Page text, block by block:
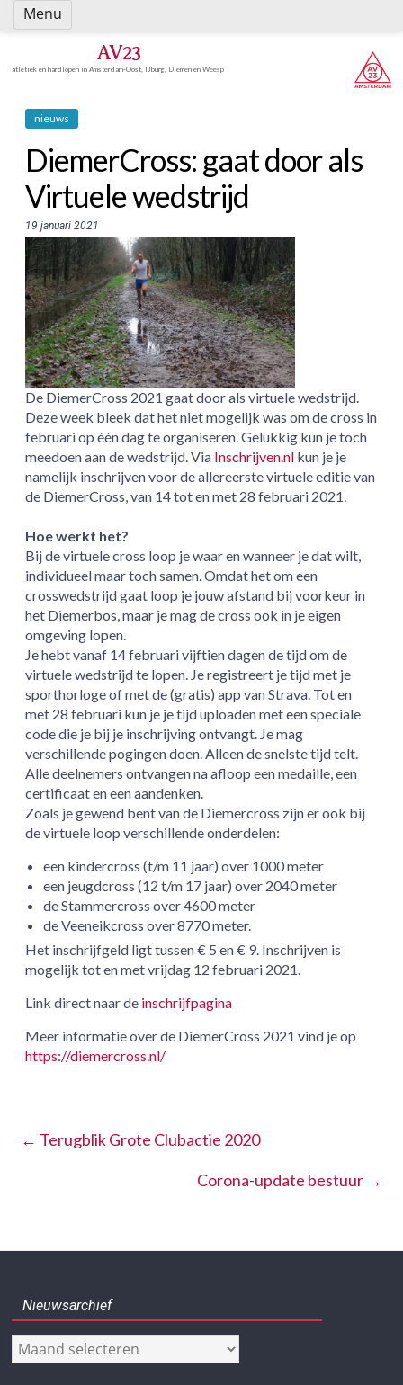
Spring
naar
AV23
atletiek en hardlopen in Amsterdam-Oost, IJburg, Diemen en Weesp
nieuws
DiemerCross: gaat door als
Virtuele wedstrijd
19 januari 2021
De DiemerCross 2021 gaat door als virtuele wedstrijd.
Deze week bleek dat het niet mogelijk was om de cross in
februari op één dag te organiseren. Gelukkig kun je toch
meedoen aan de wedstrijd. Via Inschrijven.nl kun je je
namelijk inschrijven voor de allereerste virtuele editie van
de DiemerCross, van 14 tot en met 28 februari 2021.
Hoe werkt het?
Bij de virtuele cross loop je waar en wanneer je dat wilt,
individueel maar toch samen. Omdat het om een
crosswedstrijd gaat loop je jouw afstand bij voorkeur in
het Diemerbos, maar je mag de cross ook in je eigen
omgeving lopen.
Je hebt vanaf 14 februari vijftien dagen de tijd om de
virtuele wedstrijd te lopen. Je registreert je tijd met je
sporthorloge of met de (gratis) app van Strava. Tot en
met 28 februari kun je je tijd uploaden met een speciale
code die je bij je inschrijving ontvangt. Je mag
verschillende pogingen doen. Alleen de snelste tijd telt.
Alle deelnemers ontvangen na afloop een medaille, een
certificaat en een aandenken.
Zoals je gewend bent van de Diemercross zijn er ook bij
de virtuele loop verschillende onderdelen:
een kindercross (t/m 11 jaar) over 1000 meter
een jeugdcross (12 t/m 17 jaar) over 2040 meter
de Stammercross over 4600 meter
de Veeneikcross over 8770 meter.
Het inschrijfgeld ligt tussen € 5 en € 9. Inschrijven is
mogelijk tot en met vrijdag 12 februari 2021.
Link direct naar de inschrijfpagina
Meer informatie over de DiemerCross 2021 vind je op
https://diemercross.nl/
← Terugblik Grote Clubactie 2020
Corona-update bestuur →
Nieuwsarchief
Nieuwsarchief
Menu